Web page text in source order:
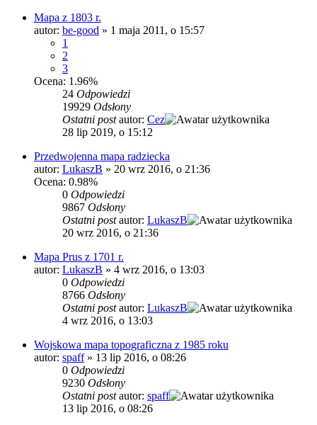
Mapa z 1803 r.
autor: be-good » 1 maja 2011, o 15:57
1
2
3
Ocena: 1.96%
24 Odpowiedzi
19929 Odsłony
Ostatni postautor: Cez
28 lip 2019, o 15:12
Przedwojenna mapa radziecka
autor: LukaszB » 20 wrz 2016, o 21:36
Ocena: 0.98%
0 Odpowiedzi
9867 Odsłony
Ostatni postautor: LukaszB
20 wrz 2016, o 21:36
Mapa Prus z 1701 r.
autor: LukaszB » 4 wrz 2016, o 13:03
0 Odpowiedzi
8766 Odsłony
Ostatni postautor: LukaszB
4 wrz 2016, o 13:03
Wojskowa mapa topograficzna z 1985 roku
autor: spaff» 13 lip 2016, o 08:26
0 Odpowiedzi
9230 Odsłony
Ostatni postautor: spaff
13 lip 2016, o 08:26